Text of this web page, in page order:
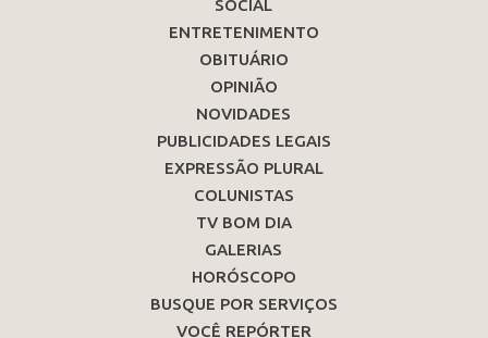
SOCIAL
ENTRETENIMENTO
OBITUÁRIO
OPINIÃO
NOVIDADES
PUBLICIDADES LEGAIS
EXPRESSÃO PLURAL
COLUNISTAS
TV BOM DIA
GALERIAS
HORÓSCOPO
BUSQUE POR SERVIÇOS
VOCÊ REPÓRTER